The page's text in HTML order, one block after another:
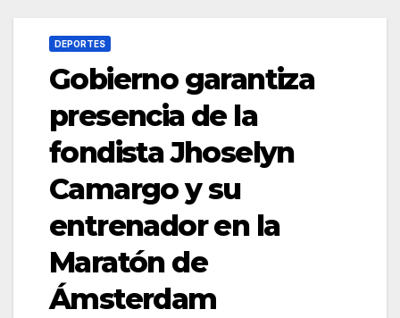
DEPORTES
Gobierno garantiza
presencia de la
fondista Jhoselyn
Camargo y su
entrenador en la
Maratón de
Ámsterdam